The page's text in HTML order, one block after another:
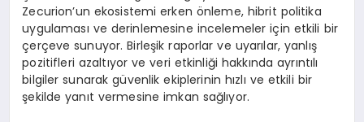
Zecurion’un ekosistemi erken önleme, hibrit politika
uygulaması ve derinlemesine incelemeler için etkili bir
çerçeve sunuyor. Birleşik raporlar ve uyarılar, yanlış
pozitifleri azaltıyor ve veri etkinliği hakkında ayrıntılı
bilgiler sunarak güvenlik ekiplerinin hızlı ve etkili bir
şekilde yanıt vermesine imkan sağlıyor.